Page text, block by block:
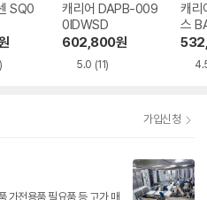
SQ0
캐리어 DAPB-009
0IDWSD
602,800원
5.0 (11)
캐리
스
가입신청
가전용품 필요품 등 고가 매